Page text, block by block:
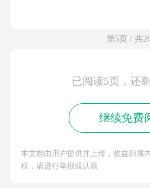
第5页 / 共
已阅读5页，还
继续免费
本文档由用户提供并上传，收益归属
权，请进行举报或认领